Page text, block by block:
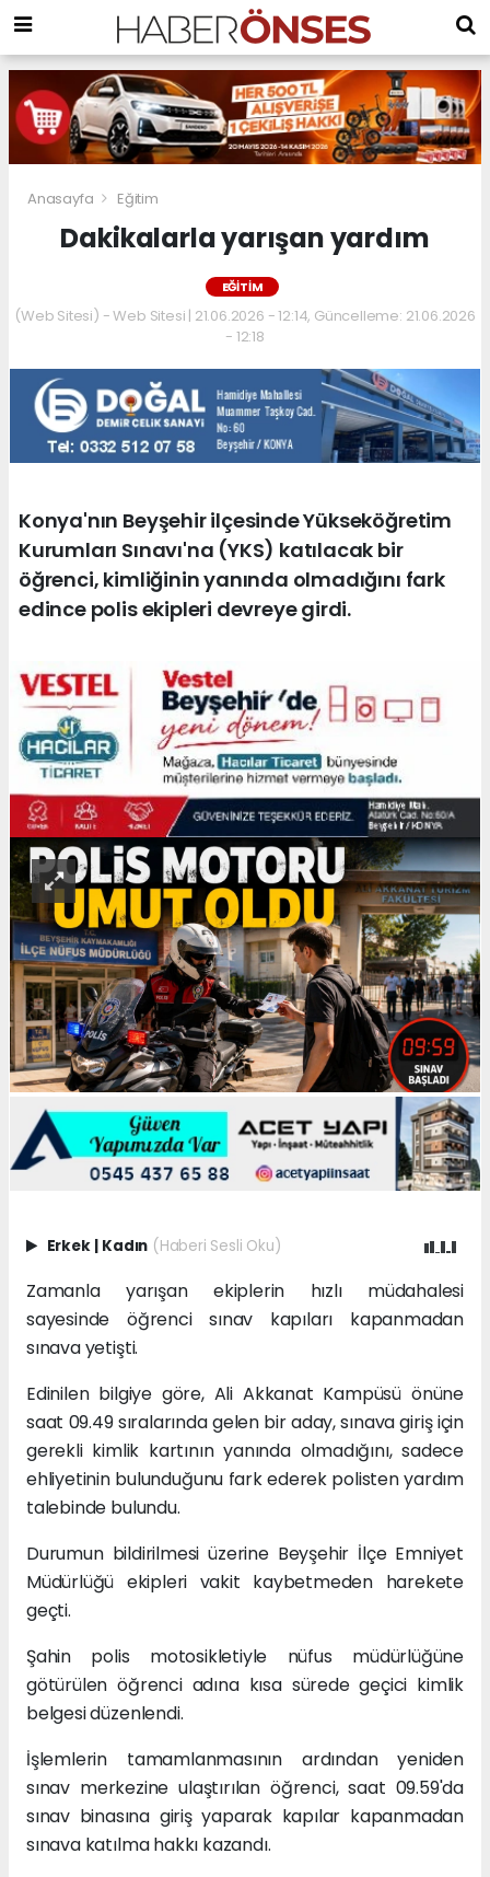
Anasayfa Eğitim
Dakikalarla yarışan yardım
EĞITIM
(Web Sitesi) - Web Sitesi | 21.06.2026 - 12:14, Güncelleme: 21.06.2026
- 12:18
Konya'nın Beyşehir ilçesinde Yükseköğretim
Kurumları Sınavı'na (YKS) katılacak bir
öğrenci, kimliğinin yanında olmadığını fark
edince polis ekipleri devreye girdi.
Erkek Kadın (Haberi Sesli Oku)
Zamanla yarışan ekiplerin hızlı müdahalesi
sayesinde öğrenci sınav kapıları kapanmadan
sınava yetişti.
Edinilen bilgiye göre, Ali Akkanat Kampüsü önüne
saat 09.49 sıralarında gelen bir aday, sınava giriş için
gerekli kimlik kartının yanında olmadığını, sadece
ehliyetinin bulunduğunu fark ederek polisten yardım
talebinde bulundu.
Durumun bildirilmesi üzerine Beyşehir İlçe Emniyet
Müdürlüğü ekipleri vakit kaybetmeden harekete
geçti.
Şahin polis motosikletiyle nüfus müdürlüğüne
götürülen öğrenci adına kısa sürede geçici kimlik
belgesi düzenlendi.
İşlemlerin tamamlanmasının ardından yeniden
sınav merkezine ulaştırılan öğrenci, saat 09.59'da
sınav binasına giriş yaparak kapılar kapanmadan
sınava katılma hakkı kazandı.